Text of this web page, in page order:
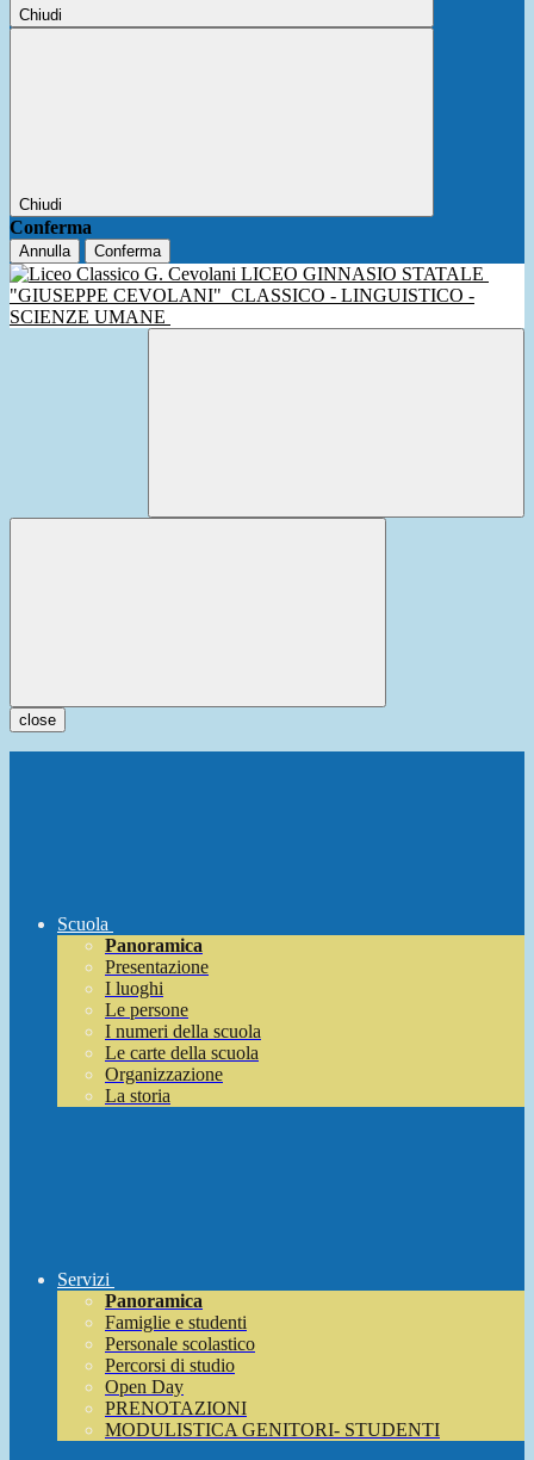
Chiudi
Chiudi
Conferma
Annulla Conferma
LICEO GINNASIO STATALE
"GIUSEPPE CEVOLANI" CLASSICO - LINGUISTICO -
SCIENZE UMANE
close
Scuola
Panoramica
Presentazione
I luoghi
Le persone
I numeri della scuola
Le carte della scuola
Organizzazione
La storia
Servizi
Panoramica
Famiglie e studenti
Personale scolastico
Percorsi di studio
Open Day
PRENOTAZIONI
MODULISTICA GENITORI- STUDENTI